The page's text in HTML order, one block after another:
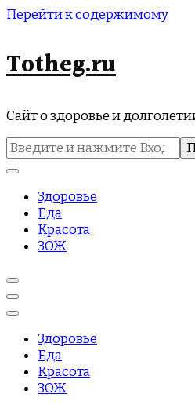
Перейти к содержимому
Totheg.ru
Сайт о здоровье и
Найти:
Здоровье
Еда
Красота
ЗОЖ
Здоровье
Еда
Красота
ЗОЖ